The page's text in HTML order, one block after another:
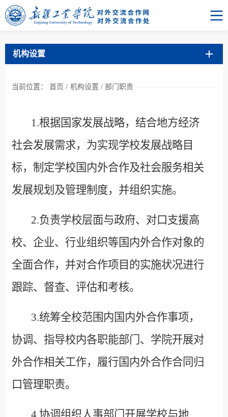
机构设置
当前位置： 首页 / 机构设置 / 部门职责
1.根据国家发展战略，结合地方经济
社会发展需求，为实现学校发展战略目
标，制定学校国内外合作及社会服务相关
发展规划及管理制度，并组织实施。
2.负责学校层面与政府、 对口支援高
校、企业、行业组织等国内外合作对象的
全面合作，并对合作项目的实施状况进行
跟踪、督查、评估和考核。
3.统筹全校范围内国内外合作事项，
协调、指导校内各职能部门、学院开展对
外合作相关工作，履行国内外合作合同归
口管理职责。
4.协调组织人事部门开展学校与地